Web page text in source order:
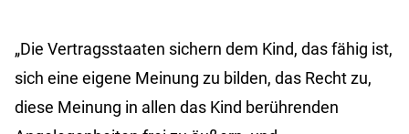
„Die Vertragsstaaten sichern dem Kind, das fähig ist,
sich eine eigene Meinung zu bilden, das Recht zu,
diese Meinung in allen das Kind berührenden